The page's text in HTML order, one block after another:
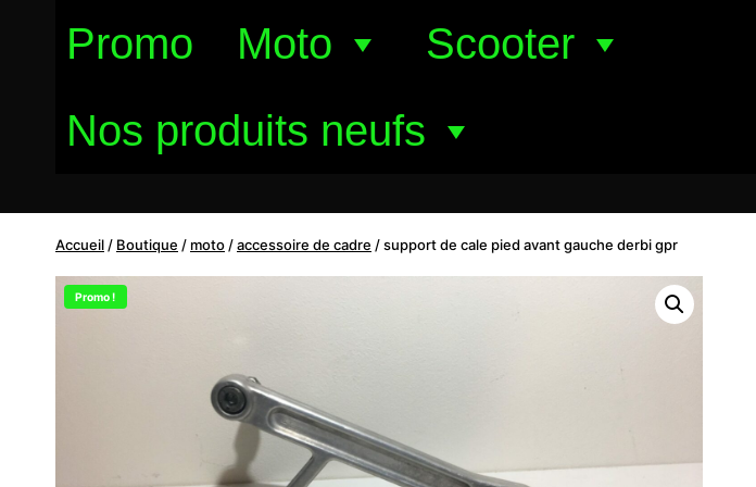
Promo Moto
Scooter
Nos produits neufs
Accueil / Boutique / moto /accessoire de cadre /support de cale pied avant gauche derbi gpr
Promo !